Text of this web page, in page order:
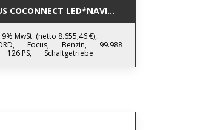
COCONNECT LED*NAVI*ACC*PDC*LM*DAB*SHZ
MwSt. (netto 8.655,46 €),
Focus, Benzin,
99.988
126 PS, Schaltgetriebe